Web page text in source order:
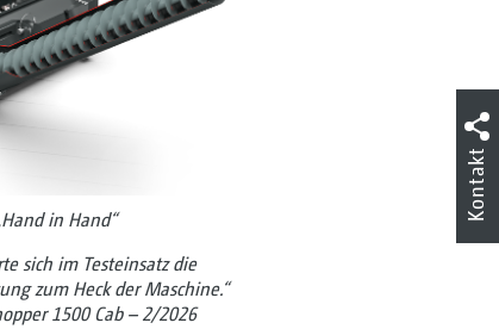
in Hand“
sich im Testeinsatz die
zum Heck der Maschine.“
1500 Cab – 2/2026
Kontakt